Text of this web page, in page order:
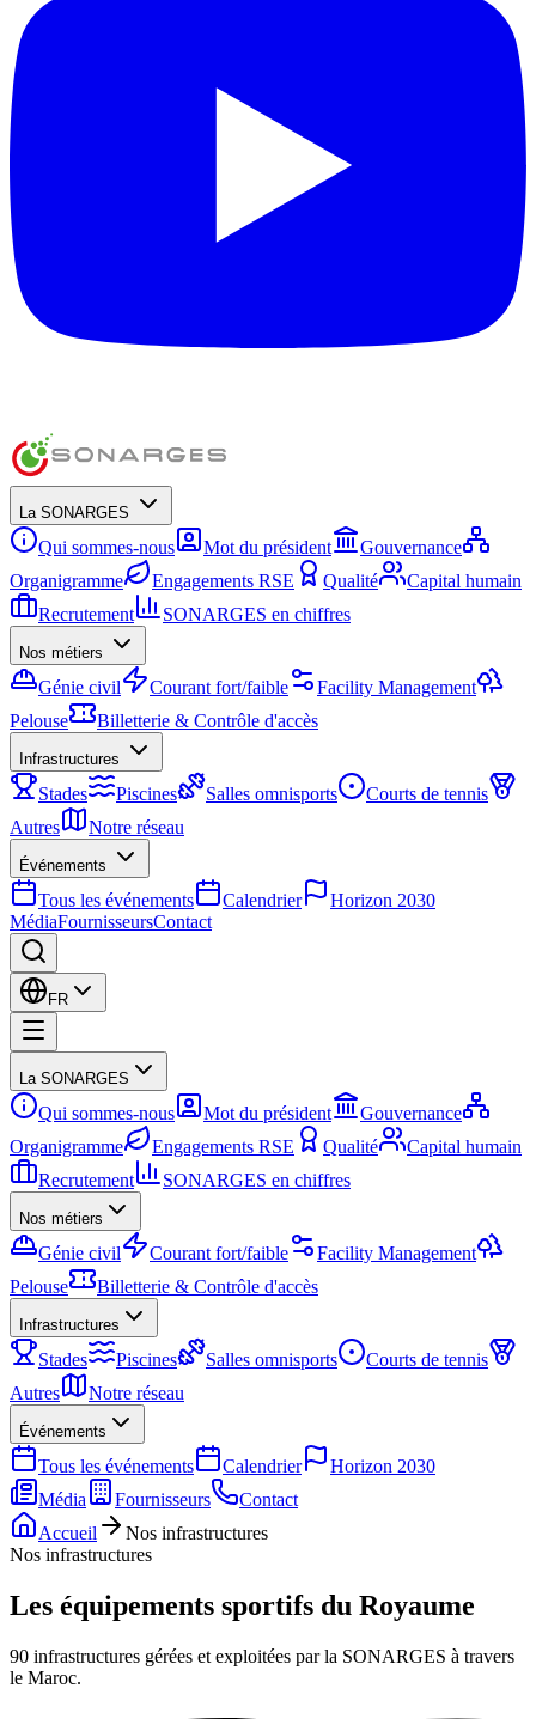
La SONARGES
Qui sommes-nous Mot du président
Gouvernance
Organigramme
Engagements RSE Qualité
Capital humain
Recrutement
SONARGES en chiffres
Nos métiers
Génie civil Courant fort/faible
Facility Management
Pelouse
Billetterie & Contrôle d'accès
Infrastructures
Stades Piscines Salles omnisports
Courts de tennis
Autres
Notre réseau
Événements
Tous les événements Calendrier
Horizon 2030
MédiaFournisseursContact
FR
La SONARGES
Qui sommes-nous Mot du président
Gouvernance
Organigramme
Engagements RSE Qualité
Capital humain
Recrutement
SONARGES en chiffres
Nos métiers
Génie civil Courant fort/faible
Facility Management
Pelouse
Billetterie & Contrôle d'accès
Infrastructures
Stades Piscines Salles omnisports
Courts de tennis
Autres
Notre réseau
Événements
Tous les événements Calendrier
Horizon 2030
Média
Fournisseurs
Contact
Accueil
Nos infrastructures
Nos infrastructures
Les équipements sportifs du Royaume
90 infrastructures gérées et exploitées par la SONARGES à travers
le Maroc.